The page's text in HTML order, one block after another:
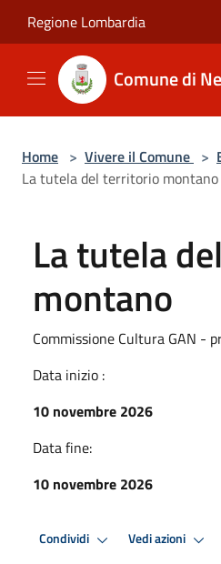
Regione Lombardia
Comune di
Home > Vivere il Comune >
La tutela del territorio montano
La tutela
montano
Commissione Cultura GAN -
Data inizio :
10 novembre 2026
Data fine:
10 novembre 2026
Condividi Vedi azioni